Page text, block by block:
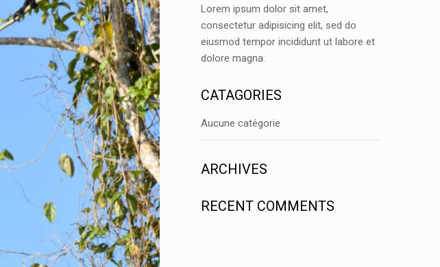
Lorem ipsum dolor sit amet,
consectetur adipisicing elit, sed do
eiusmod tempor incididunt ut labore et
dolore magna.
CATAGORIES
Aucune catégorie
ARCHIVES
RECENT COMMENTS